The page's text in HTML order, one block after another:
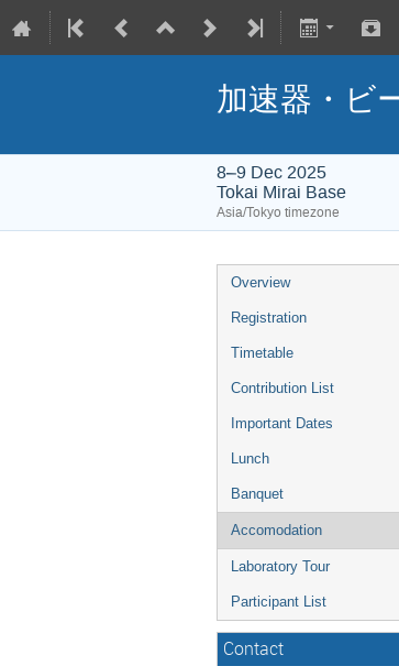
加速器・ビ
8–9 Dec 2025
Tokai Mirai Base
Asia/Tokyo timezone
Overview
Registration
Timetable
Contribution List
Important Dates
Lunch
Banquet
Accomodation
Laboratory Tour
Participant List
Contact